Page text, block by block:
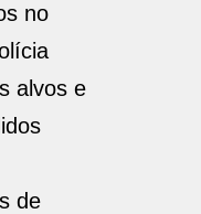
no
alvos e
de